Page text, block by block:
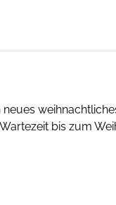
neues
bis zum